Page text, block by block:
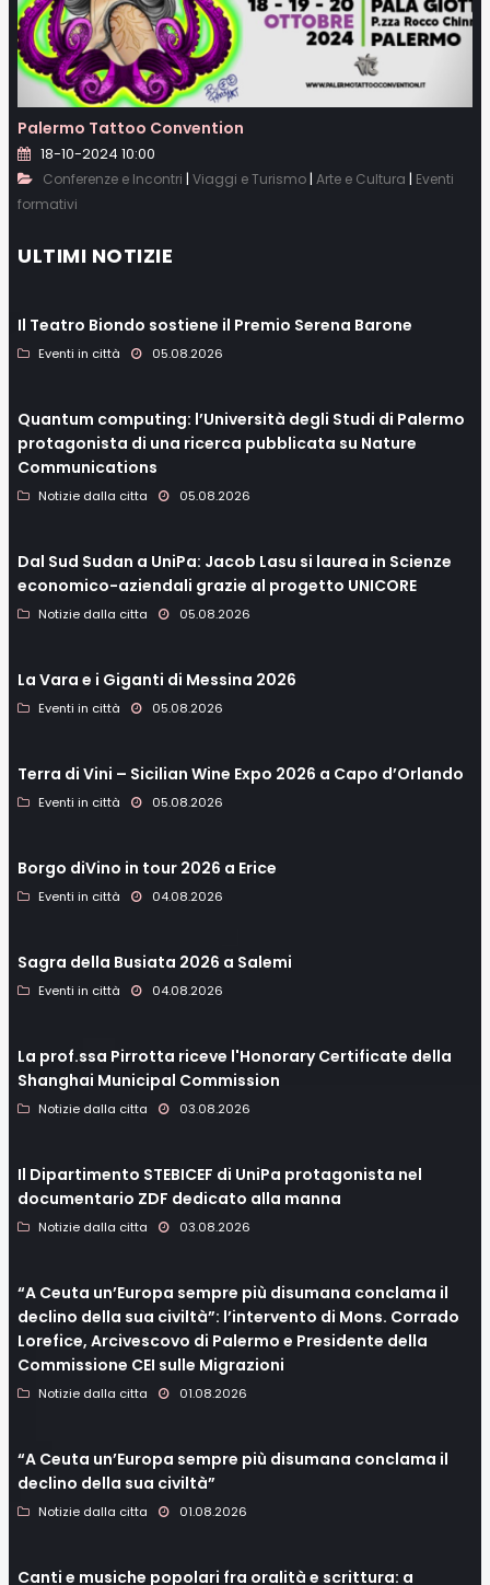
Palermo Tattoo Convention
18-10-2024 10:00
Conferenze e Incontri | Viaggi e Turismo| Arte e Cultura | Eventi
formativi
ULTIMI NOTIZIE
Il Teatro Biondo sostiene il Premio Serena Barone
Eventi in città 05.08.2026
Quantum computing: l’Università degli Studi di Palermo
protagonista di una ricerca pubblicata su Nature
Communications
Notizie dalla citta 05.08.2026
Dal Sud Sudan a UniPa: Jacob Lasu si laurea in Scienze
economico-aziendali grazie al progetto UNICORE
Notizie dalla citta 05.08.2026
La Vara e i Giganti di Messina 2026
Eventi in città 05.08.2026
Terra di Vini – Sicilian Wine Expo 2026 a Capo d’Orlando
Eventi in città 05.08.2026
Borgo diVino in tour 2026 a Erice
Eventi in città 04.08.2026
Sagra della Busiata 2026 a Salemi
Eventi in città 04.08.2026
La prof.ssa Pirrotta riceve l'Honorary Certificate della
Shanghai Municipal Commission
Notizie dalla citta 03.08.2026
Il Dipartimento STEBICEF di UniPa protagonista nel
documentario ZDF dedicato alla manna
Notizie dalla citta 03.08.2026
“A Ceuta un’Europa sempre più disumana conclama il
declino della sua civiltà”: l’intervento di Mons. Corrado
Lorefice, Arcivescovo di Palermo e Presidente della
Commissione CEI sulle Migrazioni
Notizie dalla citta 01.08.2026
“A Ceuta un’Europa sempre più disumana conclama il
declino della sua civiltà”
Notizie dalla citta 01.08.2026
Canti e musiche popolari fra oralità e scrittura: a